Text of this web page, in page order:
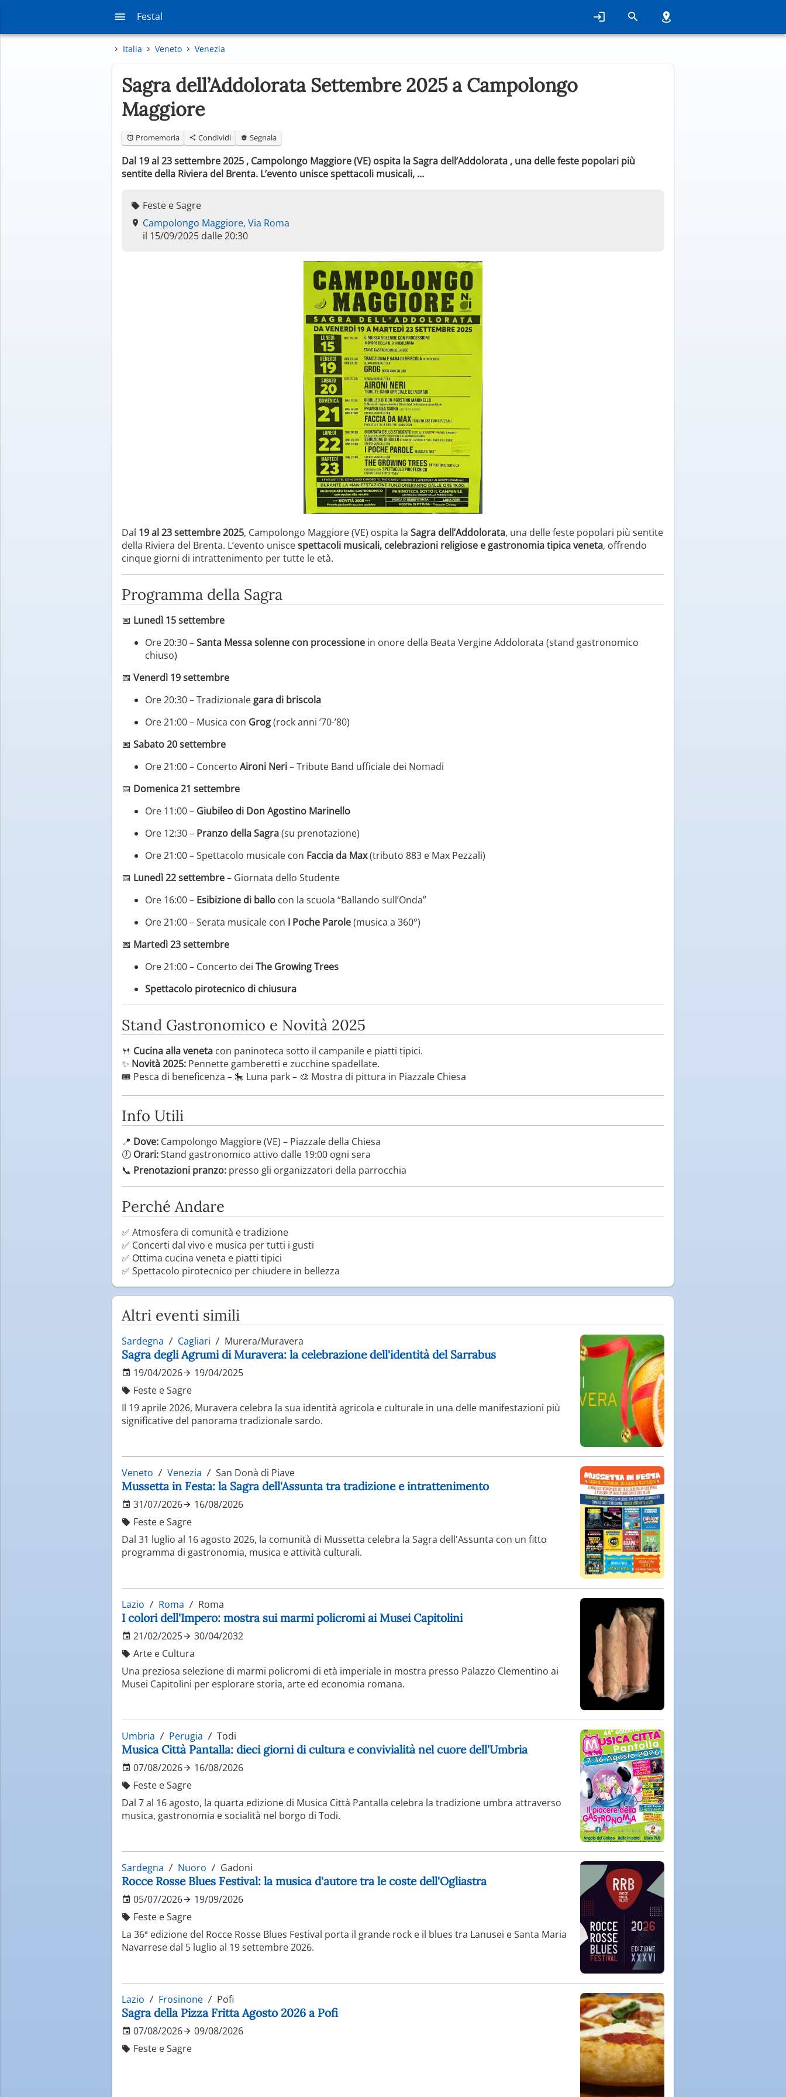
Festal
Italia Veneto Venezia
Sagra dell’Addolorata Settembre 2025 a Campolongo
Maggiore
Promemoria Condividi Segnala
Dal 19 al 23 settembre 2025 , Campolongo Maggiore (VE) ospita la Sagra dell’Addolorata , una delle feste popolari più
sentite della Riviera del Brenta. L’evento unisce spettacoli musicali, …
Feste e Sagre
Campolongo Maggiore, Via Roma
il 15/09/2025 dalle 20:30
Dal 19 al 23 settembre 2025, Campolongo Maggiore (VE) ospita la Sagra dell’Addolorata, una delle feste popolari più sentite
della Riviera del Brenta. L’evento uniscespettacoli musicali, celebrazioni religiose e gastronomia tipica veneta, offrendo
cinque giorni di intrattenimento per tutte le età.
Programma della Sagra
📅 Lunedì 15 settembre
Ore 20:30 –Santa Messa solenne con processione in onore della Beata Vergine Addolorata (stand gastronomico
chiuso)
📅 Venerdì 19 settembre
Ore 20:30 – Tradizionale gara di briscola
Ore 21:00 – Musica con Grog(rock anni ’70-’80)
📅 Sabato 20 settembre
Ore 21:00 – Concerto Aironi Neri– Tribute Band ufficiale dei Nomadi
📅 Domenica 21 settembre
Ore 11:00 – Giubileo di Don Agostino Marinello
Ore 12:30 – Pranzo della Sagra(su prenotazione)
Ore 21:00 – Spettacolo musicale con Faccia da Max(tributo 883 e Max Pezzali)
📅 Lunedì 22 settembre– Giornata dello Studente
Ore 16:00 – Esibizione di ballo con la scuola “Ballando sull’Onda”
Ore 21:00 – Serata musicale con I Poche Parole(musica a 360°)
📅 Martedì 23 settembre
Ore 21:00 – Concerto dei The Growing Trees
Spettacolo pirotecnico di chiusura
Stand Gastronomico e Novità 2025
🍴 Cucina alla veneta con paninoteca sotto il campanile e piatti tipici.
✨ Novità 2025: Pennette gamberetti e zucchine spadellate.
🎟️ Pesca di beneficenza – 🎠 Luna park – 🎨 Mostra di pittura in Piazzale Chiesa
Info Utili
📍 Dove: Campolongo Maggiore (VE) – Piazzale della Chiesa
🕖 Orari:Stand gastronomico attivo dalle 19:00 ogni sera
📞 Prenotazioni pranzo: presso gli organizzatori della parrocchia
Perché Andare
✅ Atmosfera di comunità e tradizione
✅ Concerti dal vivo e musica per tutti i gusti
✅ Ottima cucina veneta e piatti tipici
✅ Spettacolo pirotecnico per chiudere in bellezza
Altri eventi simili
Sardegna Cagliari Murera/Muravera
Sagra degli Agrumi di Muravera: la celebrazione dell'identità del Sarrabus
19/04/2026
19/04/2025
Feste e Sagre
Il 19 aprile 2026, Muravera celebra la sua identità agricola e culturale in una delle manifestazioni più
significative del panorama tradizionale sardo.
Veneto Venezia San Donà di Piave
Mussetta in Festa: la Sagra dell'Assunta tra tradizione e intrattenimento
31/07/2026
16/08/2026
Feste e Sagre
Dal 31 luglio al 16 agosto 2026, la comunità di Mussetta celebra la Sagra dell'Assunta con un fitto
programma di gastronomia, musica e attività culturali.
Lazio Roma Roma
I colori dell'Impero: mostra sui marmi policromi ai Musei Capitolini
21/02/2025
30/04/2032
Arte e Cultura
Una preziosa selezione di marmi policromi di età imperiale in mostra presso Palazzo Clementino ai
Musei Capitolini per esplorare storia, arte ed economia romana.
Umbria Perugia Todi
Musica Città Pantalla: dieci giorni di cultura e convivialità nel cuore dell'Umbria
07/08/2026
16/08/2026
Feste e Sagre
Dal 7 al 16 agosto, la quarta edizione di Musica Città Pantalla celebra la tradizione umbra attraverso
musica, gastronomia e socialità nel borgo di Todi.
Sardegna Nuoro Gadoni
Rocce Rosse Blues Festival: la musica d'autore tra le coste dell'Ogliastra
05/07/2026
19/09/2026
Feste e Sagre
La 36ª edizione del Rocce Rosse Blues Festival porta il grande rock e il blues tra Lanusei e Santa Maria
Navarrese dal 5 luglio al 19 settembre 2026.
Lazio Frosinone Pofi
Sagra della Pizza Fritta Agosto 2026 a Pofi
07/08/2026
09/08/2026
Feste e Sagre